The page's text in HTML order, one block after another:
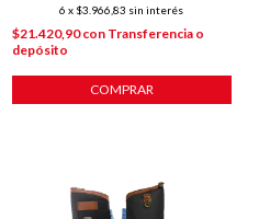
6 x $3.966,83 sin interés
$21.420,90con Transferencia o
depósito
COMPRAR